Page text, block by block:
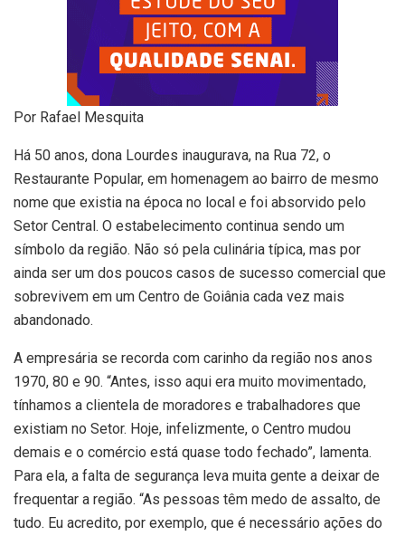
Por Rafael Mesquita
Há 50 anos, dona Lourdes inaugurava, na Rua 72, o
Restaurante Popular, em homenagem ao bairro de mesmo
nome que existia na época no local e foi absorvido pelo
Setor Central. O estabelecimento continua sendo um
símbolo da região. Não só pela culinária típica, mas por
ainda ser um dos poucos casos de sucesso comercial que
sobrevivem em um Centro de Goiânia cada vez mais
abandonado.
A empresária se recorda com carinho da região nos anos
1970, 80 e 90. “Antes, isso aqui era muito movimentado,
tínhamos a clientela de moradores e trabalhadores que
existiam no Setor. Hoje, infelizmente, o Centro mudou
demais e o comércio está quase todo fechado”, lamenta.
Para ela, a falta de segurança leva muita gente a deixar de
frequentar a região. “As pessoas têm medo de assalto, de
tudo. Eu acredito, por exemplo, que é necessário ações do